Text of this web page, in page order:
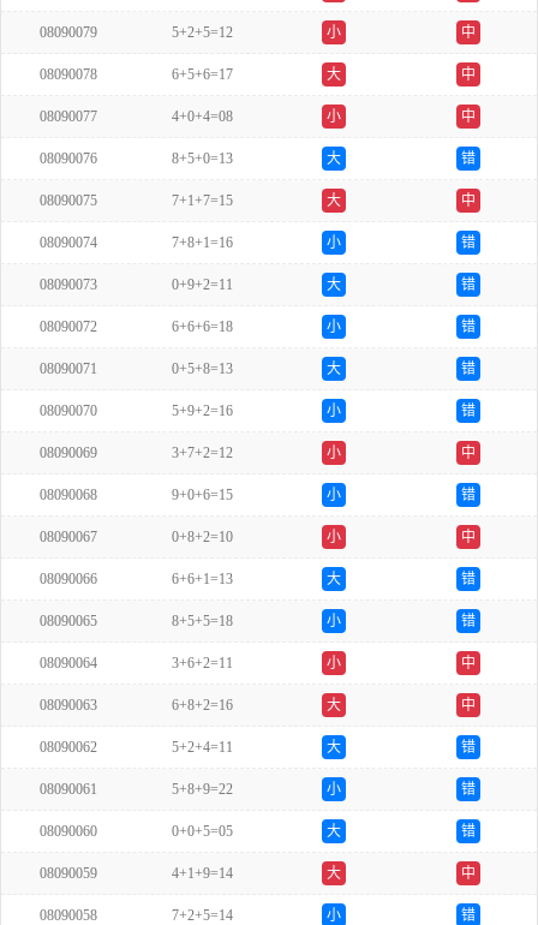
08090079 5+2+5=12 小 中
08090078 6+5+6=17 大 中
08090077 4+0+4=08 小 中
08090076 8+5+0=13 大 错
08090075 7+1+7=15 大 中
08090074 7+8+1=16 小 错
08090073 0+9+2=11 大 错
08090072 6+6+6=18 小 错
08090071 0+5+8=13 大 错
08090070 5+9+2=16 小 错
08090069 3+7+2=12 小 中
08090068 9+0+6=15 小 错
08090067 0+8+2=10 小 中
08090066 6+6+1=13 大 错
08090065 8+5+5=18 小 错
08090064 3+6+2=11 小 中
08090063 6+8+2=16 大 中
08090062 5+2+4=11 大 错
08090061 5+8+9=22 小 错
08090060 0+0+5=05 大 错
08090059 4+1+9=14 大 中
08090058 7+2+5=14 小 错